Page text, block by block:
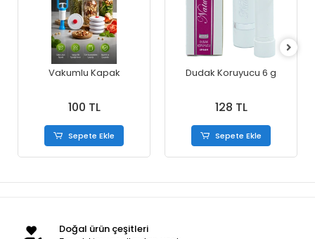
Vakumlu Kapak
100 TL
Sepete Ekle
Dudak Koruyucu 6 g
128 TL
Sepete Ekle
Doğal ürün çeşitleri